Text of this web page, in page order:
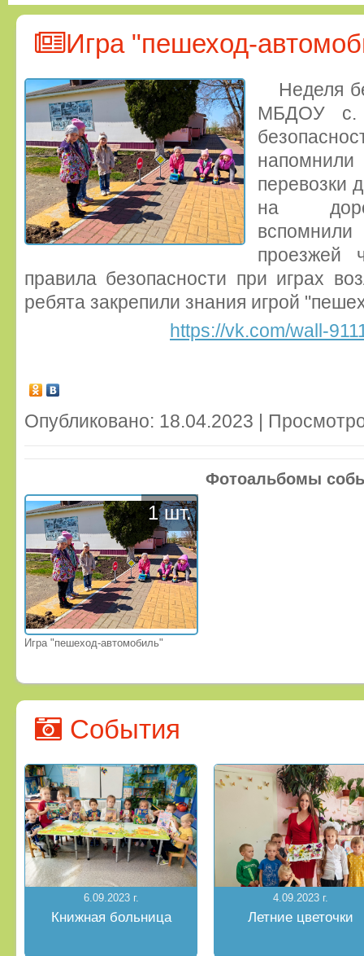
Игра "пешеход-
Неделя
МБДОУ с.
перевозки
на
проезжей
правила безопасности при играх
ребята закрепили знания игрой
https://vk.com/wall-
Опубликовано: 18.04.2023 |
Фотоальбомы
1 шт.
Игра "пешеход-автомобиль"
События
6.09.2023 г.
Книжная больница
4.09.2023 г.
Летние цветочки